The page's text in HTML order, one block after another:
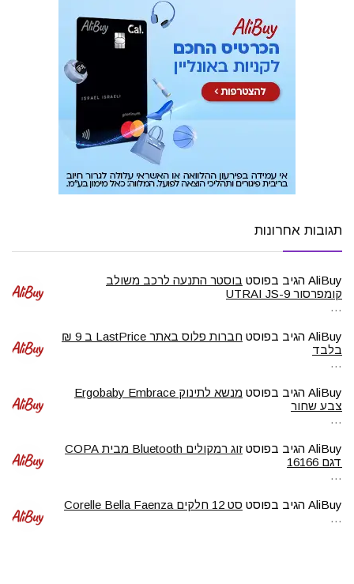
תגובות אחרונות
AliBuy הגיב בפוסט בוסטר התנעה לרכב משולב
קומפרסור UTRAI JS-9
…
AliBuy הגיב בפוסט
חברות פלוס באתר LastPrice ב 9 ₪
בלבד
…
AliBuy הגיב בפוסט
מנשא לתינוק Ergobaby Embrace
צבע שחור
…
AliBuy הגיב בפוסט
זוג רמקולים Bluetooth מבית COPA
דגם 16166
…
AliBuy הגיב בפוסט סט 12 חלקים Corelle Bella Faenza
…